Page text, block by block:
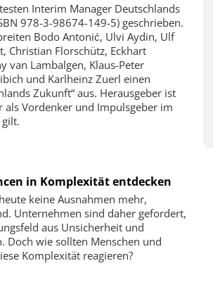
Interim Manager Deutschlands
978-3-98674-149-5) geschrieben.
Bodo Antonić, Ulvi Aydin, Ulf
Christian Florschütz, Eckhart
van Lambalgen, Klaus-Peter
und Karlheinz Zuerl einen
Zukunft“ aus. Herausgeber ist
als Vordenker und Impulsgeber im
in Komplexität entdecken
keine Ausnahmen mehr,
Unternehmen sind daher gefordert,
aus Unsicherheit und
Doch wie sollten Menschen und
Komplexität reagieren?